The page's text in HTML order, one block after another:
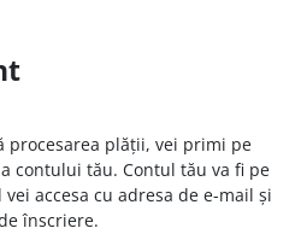
procesarea plății, vei primi pe
contului tău. Contul tău va fi pe
accesa cu adresa de e-mail și
înscriere.